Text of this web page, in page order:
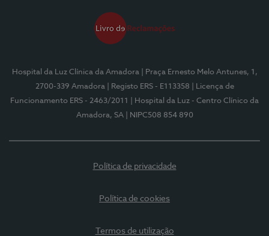
Hospital da Luz Clínica da Amadora
| Praça Ernesto Melo Antunes, 1,
2700-339 Amadora
| Registo ERS - E113358
| Licença de
Funcionamento ERS - 2463/2011
| Hospital da Luz - Centro Clínico da
Amadora, SA
| NIPC508 854 890
Política de privacidade
Política de cookies
Termos de utilização